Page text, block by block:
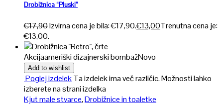
Drobižnica “Pluski”
€17,90Izvirna cena je bila: €17,90.€13,00Trenutna cena je:
€13,00.
Akcijaameriški dizajnerski bombažNovo
Add to wishlist
Poglej izdelekTa izdelek ima več različic. Možnosti lahko
izberete na strani izdelka
Kjut male stvarce,Drobižnice in toaletke